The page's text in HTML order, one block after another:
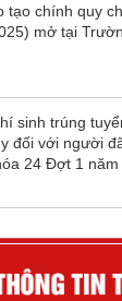
tạo chính quy
mở tại
sinh trúng
đối với người
24 Đợt 1 năm